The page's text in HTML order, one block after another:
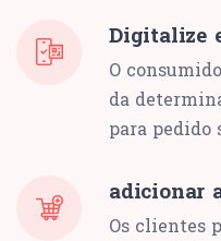
Digitalize
O
da
para pedido
adicionar
Os clientes